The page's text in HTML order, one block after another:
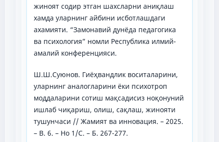
жиноят содир этган шахсларни аниқлаш
хамда уларнинг айбини исботлашдаги
ахамияти. “Замонавий дунёда педагогика
ва психология” номли Республика илмий-
амалий конференцияси.
Ш.Ш.Суюнов. Гиёҳвандлик воситаларини,
уларнинг аналогларини ёки психотроп
моддаларини сотиш мақсадисиз ноқонуний
ишлаб чиқариш, олиш, сақлаш, жинояти
тушунчаси // Жамият ва инновация. – 2025.
– В. 6. – Но 1/С. – Б. 267-277.